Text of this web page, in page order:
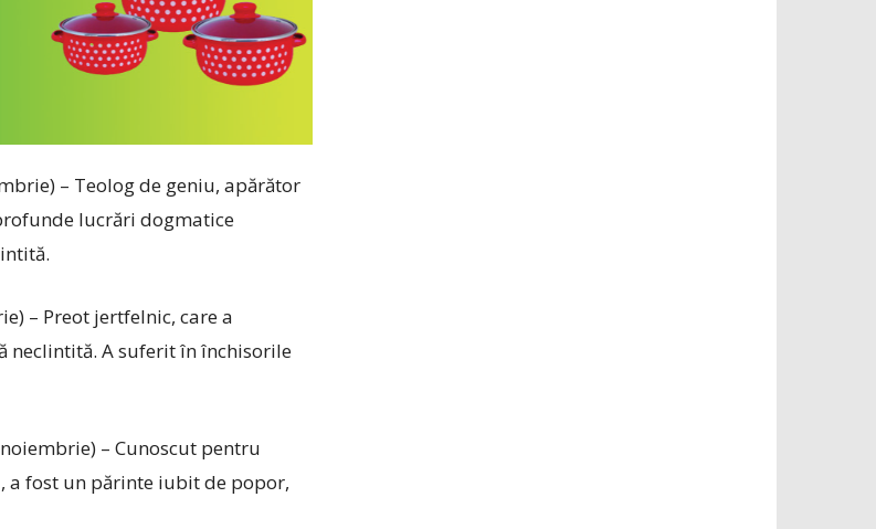
– Teolog de geniu, apărător
lucrări dogmatice
– Preot jertfelnic, care a
neclintită. A suferit în închisorile
– Cunoscut pentru
a fost un părinte iubit de popor,